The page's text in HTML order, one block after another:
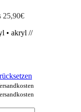
25,90€
• akryl //